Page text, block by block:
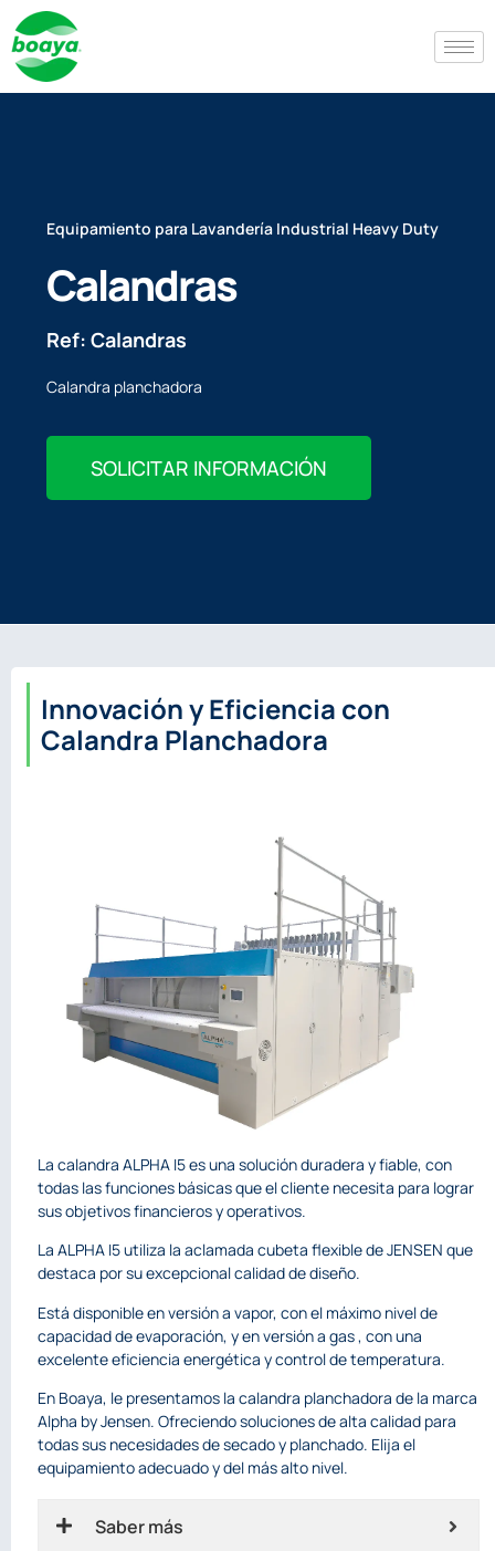
Equipamiento para Lavandería Industrial Heavy Duty
Calandras
Ref: Calandras
Calandra planchadora
SOLICITAR INFORMACIÓN
Innovación y Eficiencia con
Calandra Planchadora
La calandra ALPHA I5 es una solución duradera y fiable, con
todas las funciones básicas que el cliente necesita para lograr
sus objetivos financieros y operativos.
La ALPHA I5 utiliza la aclamada cubeta flexible de JENSEN que
destaca por su excepcional calidad de diseño.
Está disponible en versión a vapor, con el máximo nivel de
capacidad de evaporación, y en versión a gas , con una
excelente eficiencia energética y control de temperatura.
En Boaya, le presentamos la calandra planchadora de la marca
Alpha by Jensen. Ofreciendo soluciones de alta calidad para
todas sus necesidades de secado y planchado. Elija el
equipamiento adecuado y del más alto nivel.
Saber más